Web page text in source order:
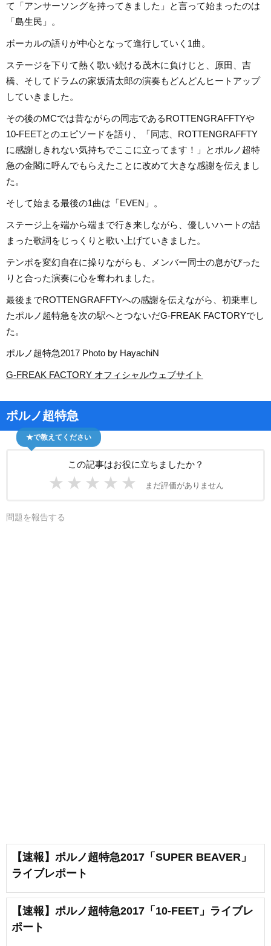
て「アンサーソングを持ってきました」と言って始まったのは
「島生民」。
ボーカルの語りが中心となって進行していく1曲。
ステージを下りて熱く歌い続ける茂木に負けじと、原田、吉
橋、そしてドラムの家坂清太郎の演奏もどんどんヒートアップ
していきました。
その後のMCでは昔ながらの同志であるROTTENGRAFFTYや
10-FEETとのエピソードを語り、「同志、ROTTENGRAFFTY
に感謝しきれない気持ちでここに立ってます！」とポルノ超特
急の金閣に呼んでもらえたことに改めて大きな感謝を伝えまし
た。
そして始まる最後の1曲は「EVEN」。
ステージ上を端から端まで行き来しながら、優しいハートの詰
まった歌詞をじっくりと歌い上げていきました。
テンポを変幻自在に操りながらも、メンバー同士の息がぴった
りと合った演奏に心を奪われました。
最後までROTTENGRAFFTYへの感謝を伝えながら、初乗車し
たポルノ超特急を次の駅へとつないだG-FREAK FACTORYでし
た。
ポルノ超特急2017 Photo by HayachiN
G-FREAK FACTORY オフィシャルウェブサイト
ポルノ超特急
この記事はお役に立ちましたか？
★ ★ ★ ★ ★ まだ評価がありません
★で教えてください
問題を報告する
【速報】ポルノ超特急2017「SUPER BEAVER」
ライブレポート
【速報】ポルノ超特急2017「10-FEET」ライブレ
ポート